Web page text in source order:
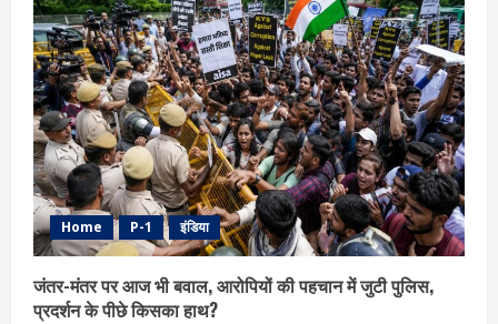
Home P-1 इंडिया
जंतर-मंतर पर आज भी बवाल, आरोपियों की पहचान में जुटी पुलिस,
प्रदर्शन के पीछे किसका हाथ?